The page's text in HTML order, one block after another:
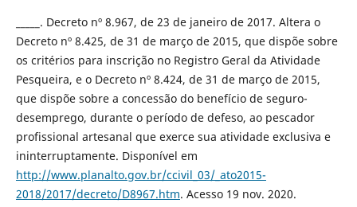
_____. Decreto nº 8.967, de 23 de janeiro de 2017. Altera o
Decreto nº 8.425, de 31 de março de 2015, que dispõe sobre
os critérios para inscrição no Registro Geral da Atividade
Pesqueira, e o Decreto nº 8.424, de 31 de março de 2015,
que dispõe sobre a concessão do benefício de seguro-
desemprego, durante o período de defeso, ao pescador
profissional artesanal que exerce sua atividade exclusiva e
ininterruptamente. Disponível em
http://www.planalto.gov.br/ccivil_03/_ato2015-
2018/2017/decreto/D8967.htm. Acesso 19 nov. 2020.